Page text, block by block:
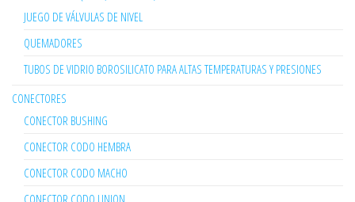
JUEGO DE VÁLVULAS DE NIVEL
QUEMADORES
TUBOS DE VIDRIO BOROSILICATO PARA ALTAS TEMPERATURAS Y PRESIONES
CONECTORES
CONECTOR BUSHING
CONECTOR CODO HEMBRA
CONECTOR CODO MACHO